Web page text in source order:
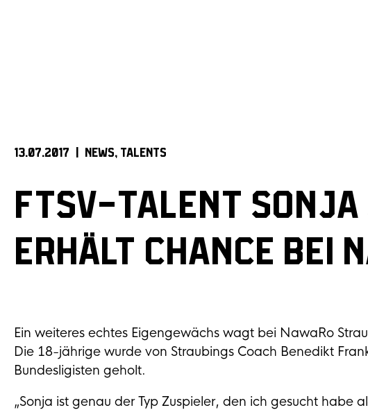
13.07.2017 | NEWS TALENTS
FTSV-TALENT SONJA
ERHÄLT CHANCE BEI
Ein weiteres echtes Eigengewächs wagt bei NawaRo
Die 18-jährige wurde von Straubings Coach Benedikt
Bundesligisten geholt.
„Sonja ist genau der Typ Zuspieler, den ich gesucht habe